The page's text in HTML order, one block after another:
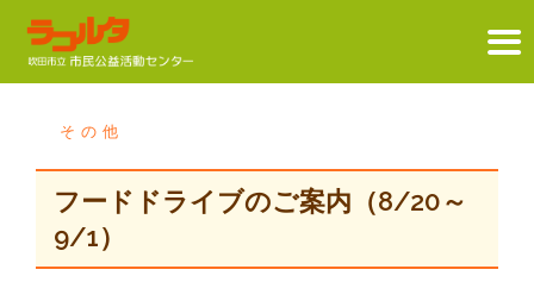
その他
フードドライブのご案内（8/20～
9/1）